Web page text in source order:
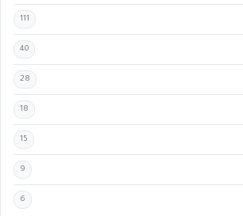
111
40
28
18
15
9
6